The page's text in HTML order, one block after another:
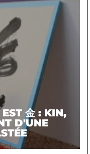
金 : KIN,
D'UNE